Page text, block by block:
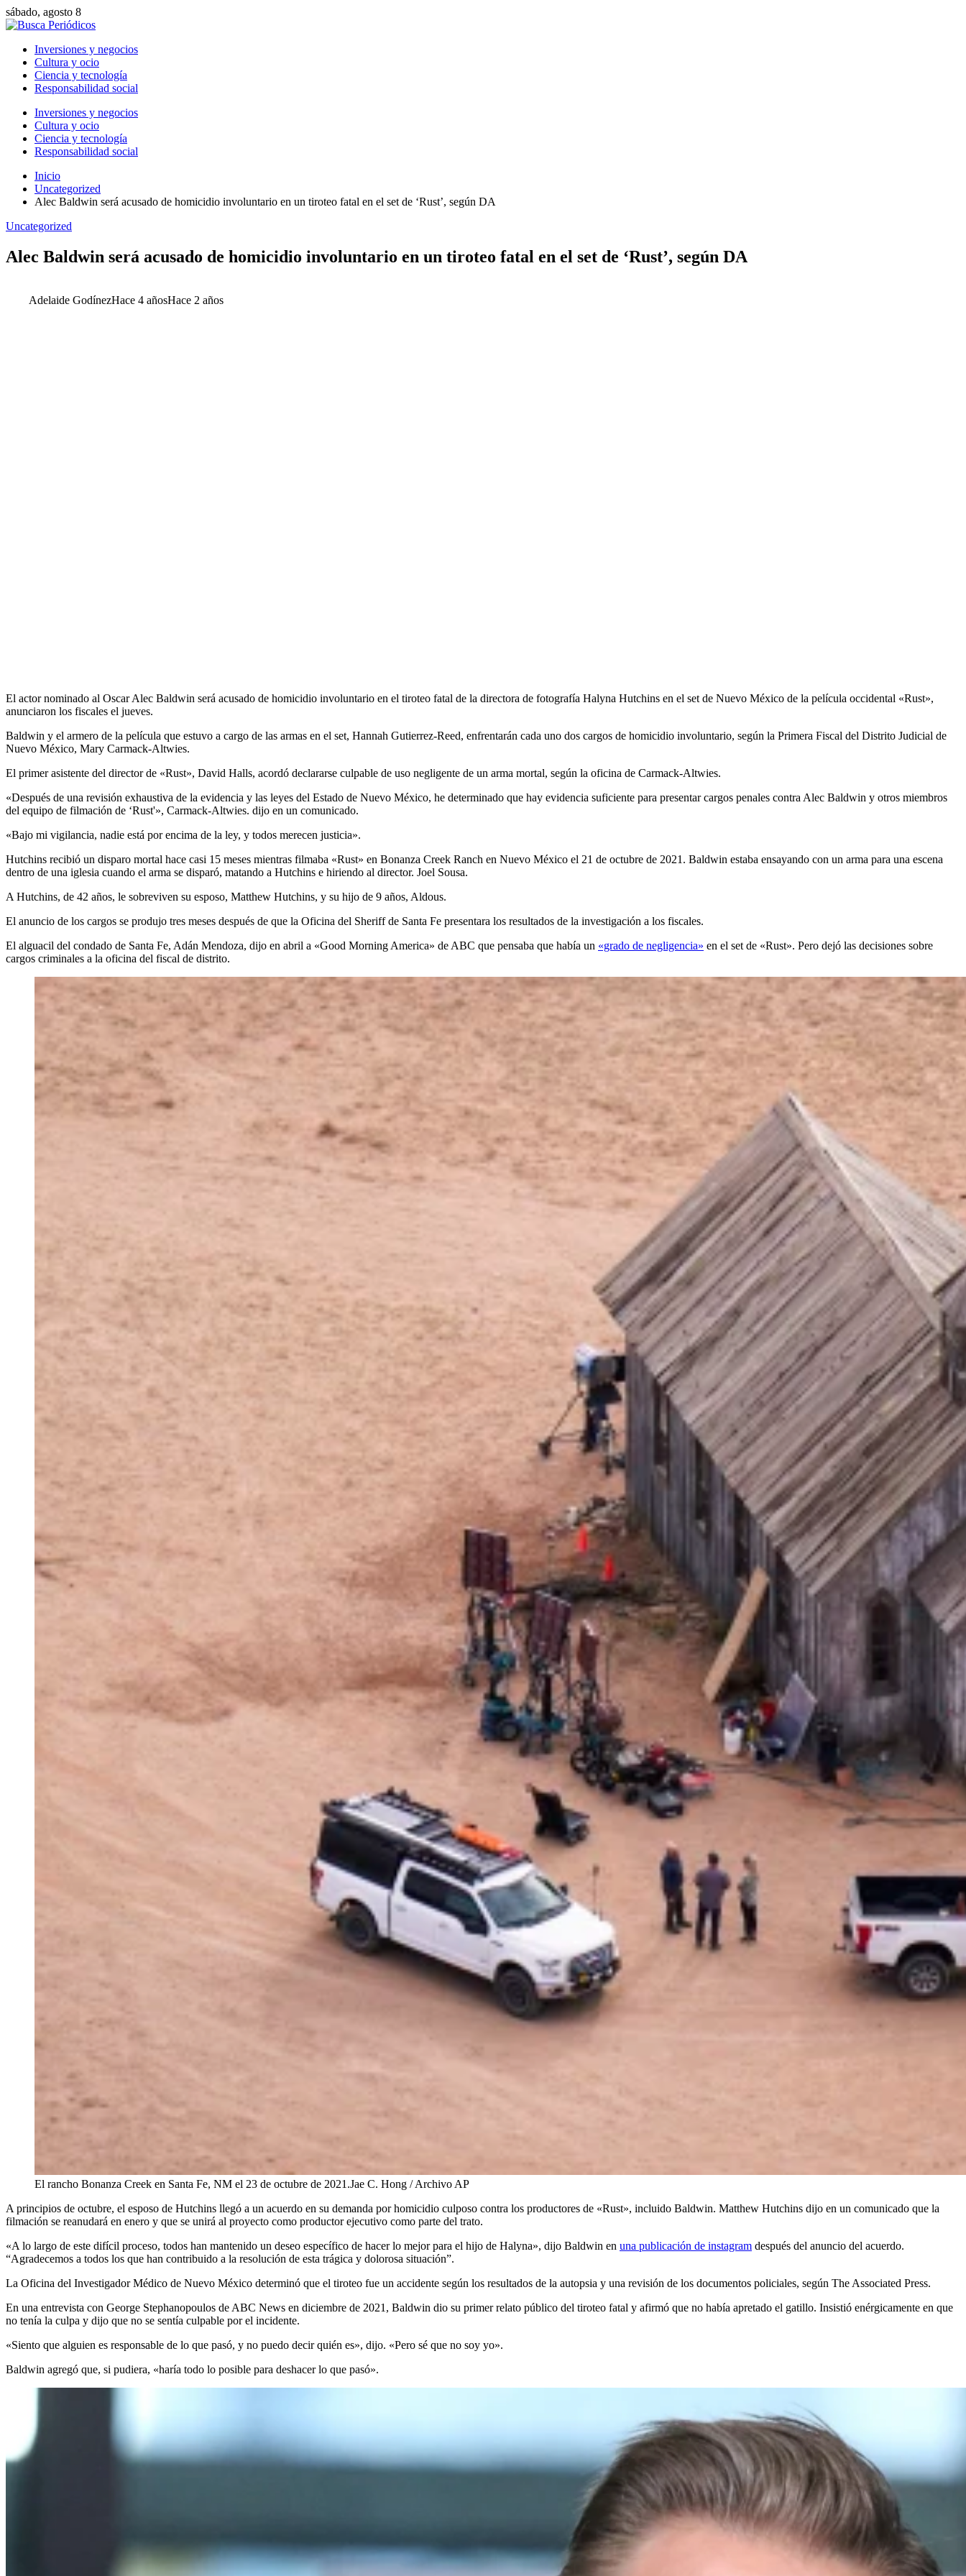
sábado, agosto 8
Inversiones y negocios
Cultura y ocio
Ciencia y tecnología
Responsabilidad social
Inversiones y negocios
Cultura y ocio
Ciencia y tecnología
Responsabilidad social
Inicio
Uncategorized
Alec Baldwin será acusado de homicidio involuntario en un tiroteo fatal en el set de ‘Rust’, según DA
Uncategorized
Alec Baldwin será acusado de homicidio involuntario en un tiroteo fatal en el set de ‘Rust’, según DA
Adelaide GodínezHace 4 añosHace 2 años
El actor nominado al Oscar Alec Baldwin será acusado de homicidio involuntario en el tiroteo fatal de la directora de fotografía Halyna Hutchins en el set de Nuevo México de la película occidental «Rust»,
anunciaron los fiscales el jueves.
Baldwin y el armero de la película que estuvo a cargo de las armas en el set, Hannah Gutierrez-Reed, enfrentarán cada uno dos cargos de homicidio involuntario, según la Primera Fiscal del Distrito Judicial de
Nuevo México, Mary Carmack-Altwies.
El primer asistente del director de «Rust», David Halls, acordó declararse culpable de uso negligente de un arma mortal, según la oficina de Carmack-Altwies.
«Después de una revisión exhaustiva de la evidencia y las leyes del Estado de Nuevo México, he determinado que hay evidencia suficiente para presentar cargos penales contra Alec Baldwin y otros miembros
del equipo de filmación de ‘Rust'», Carmack-Altwies. dijo en un comunicado.
«Bajo mi vigilancia, nadie está por encima de la ley, y todos merecen justicia».
Hutchins recibió un disparo mortal hace casi 15 meses mientras filmaba «Rust» en Bonanza Creek Ranch en Nuevo México el 21 de octubre de 2021. Baldwin estaba ensayando con un arma para una escena
dentro de una iglesia cuando el arma se disparó, matando a Hutchins e hiriendo al director. Joel Sousa.
A Hutchins, de 42 años, le sobreviven su esposo, Matthew Hutchins, y su hijo de 9 años, Aldous.
El anuncio de los cargos se produjo tres meses después de que la Oficina del Sheriff de Santa Fe presentara los resultados de la investigación a los fiscales.
El alguacil del condado de Santa Fe, Adán Mendoza, dijo en abril a «Good Morning America» ​​​​de ABC que pensaba que había un «grado de negligencia» en el set de «Rust». Pero dejó las decisiones sobre
cargos criminales a la oficina del fiscal de distrito.
El rancho Bonanza Creek en Santa Fe, NM el 23 de octubre de 2021.Jae C. Hong / Archivo AP
A principios de octubre, el esposo de Hutchins llegó a un acuerdo en su demanda por homicidio culposo contra los productores de «Rust», incluido Baldwin. Matthew Hutchins dijo en un comunicado que la
filmación se reanudará en enero y que se unirá al proyecto como productor ejecutivo como parte del trato.
«A lo largo de este difícil proceso, todos han mantenido un deseo específico de hacer lo mejor para el hijo de Halyna», dijo Baldwin en una publicación de instagram después del anuncio del acuerdo.
“Agradecemos a todos los que han contribuido a la resolución de esta trágica y dolorosa situación”.
La Oficina del Investigador Médico de Nuevo México determinó que el tiroteo fue un accidente según los resultados de la autopsia y una revisión de los documentos policiales, según The Associated Press.
En una entrevista con George Stephanopoulos de ABC News en diciembre de 2021, Baldwin dio su primer relato público del tiroteo fatal y afirmó que no había apretado el gatillo. Insistió enérgicamente en que
no tenía la culpa y dijo que no se sentía culpable por el incidente.
«Siento que alguien es responsable de lo que pasó, y no puedo decir quién es», dijo. «Pero sé que no soy yo».
Baldwin agregó que, si pudiera, «haría todo lo posible para deshacer lo que pasó».